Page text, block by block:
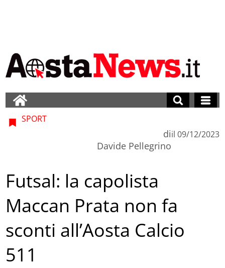
SPORT
di
Davide Pellegrino
il 09/12/2023
Futsal: la capolista
Maccan Prata non fa
sconti all’Aosta Calcio
511